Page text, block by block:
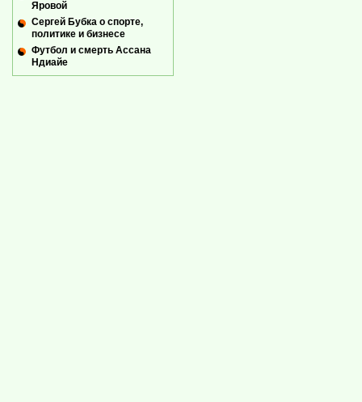
Яровой
Сергей Бубка о спорте,
политике и бизнесе
Футбол и смерть Ассана
Ндиайе